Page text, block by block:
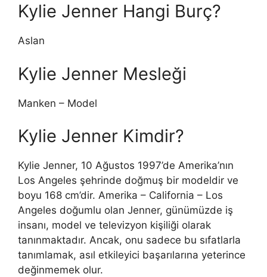
Kylie Jenner Hangi Burç?
Aslan
Kylie Jenner Mesleği
Manken – Model
Kylie Jenner Kimdir?
Kylie Jenner, 10 Ağustos 1997’de Amerika’nın
Los Angeles şehrinde doğmuş bir modeldir ve
boyu 168 cm’dir. Amerika – California – Los
Angeles doğumlu olan Jenner, günümüzde iş
insanı, model ve televizyon kişiliği olarak
tanınmaktadır. Ancak, onu sadece bu sıfatlarla
tanımlamak, asıl etkileyici başarılarına yeterince
değinmemek olur.